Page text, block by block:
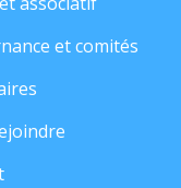
et comités